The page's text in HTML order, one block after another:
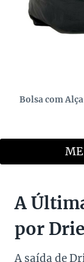
Bolsa com
A
por
A saída de